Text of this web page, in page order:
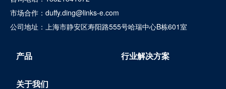
市场合作： duffy.ding@links-e.com
公司地址：上海市静安区寿阳路555号哈瑞中心B栋601室
产品 行业解决方案
关于我们